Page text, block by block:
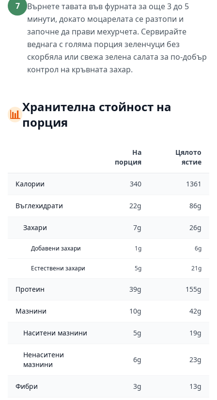
7
Върнете тавата във фурната за още 3 до 5
минути, докато моцарелата се разтопи и
започне да прави мехурчета. Сервирайте
веднага с голяма порция зеленчуци без
скорбяла или свежа зелена салата за по-добър
контрол на кръвната захар.
📊Хранителна стойност на
порция
На
порция
Цялото
ястие
Калории 340 1361
Въглехидрати 22g 86g
Захари 7g 26g
Добавени захари 1g 6g
Естествени захари 5g 21g
Протеин 39g 155g
Мазнини 10g 42g
Наситени мазнини 5g 19g
Ненаситени
мазнини
6g 23g
Фибри 3g 13g